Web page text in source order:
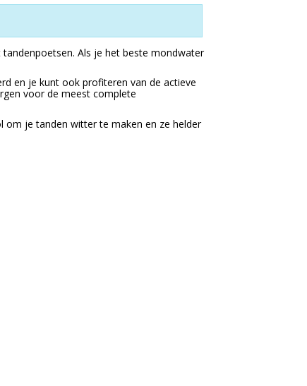
Als je het beste mondwater
en je kunt ook profiteren van de actieve
voor de meest complete
om je tanden witter te maken en ze helder